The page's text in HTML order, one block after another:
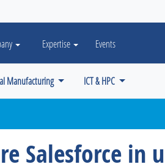
Expertise Events
Manufacturing ICT & HPC
Salesforce in
activities? We take your privacy